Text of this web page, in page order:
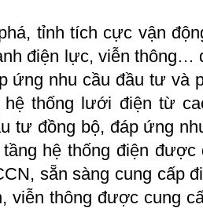
tỉnh tích cực vận
điện lực, viễn thông…
ứng nhu cầu đầu tư và
hệ thống lưới điện từ
tư đồng bộ, đáp ứng
hệ thống điện
sẵn sàng cung cấp
viễn thông được cung